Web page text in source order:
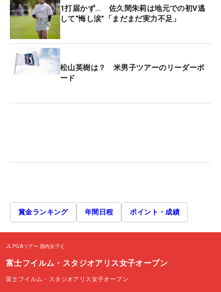
1打届かず… 佐久間朱莉は地元での初V逃
して“悔し涙”「まだまだ実力不足」
松山英樹は？ 米男子ツアーのリーダーボ
ード
賞金ランキング 年間日程 ポイント・成績
JLPGAツアー 国内女子
富士フイルム・スタジオアリス女子オープン
富士フイルム・スタジオアリス女子オープン